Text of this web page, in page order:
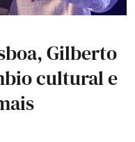
Gilberto
cultural e